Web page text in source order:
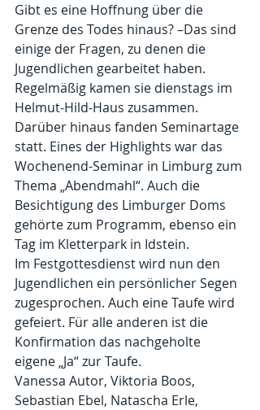
Gibt es eine Hoffnung über die
Grenze des Todes hinaus? –Das sind
einige der Fragen, zu denen die
Jugendlichen gearbeitet haben.
Regelmäßig kamen sie dienstags im
Helmut-Hild-Haus zusammen.
Darüber hinaus fanden Seminartage
statt. Eines der Highlights war das
Wochenend-Seminar in Limburg zum
Thema „Abendmahl“. Auch die
Besichtigung des Limburger Doms
gehörte zum Programm, ebenso ein
Tag im Kletterpark in Idstein.
Im Festgottesdienst wird nun den
Jugendlichen ein persönlicher Segen
zugesprochen. Auch eine Taufe wird
gefeiert. Für alle anderen ist die
Konfirmation das nachgeholte
eigene „Ja“ zur Taufe.
Vanessa Autor, Viktoria Boos,
Sebastian Ebel, Natascha Erle,